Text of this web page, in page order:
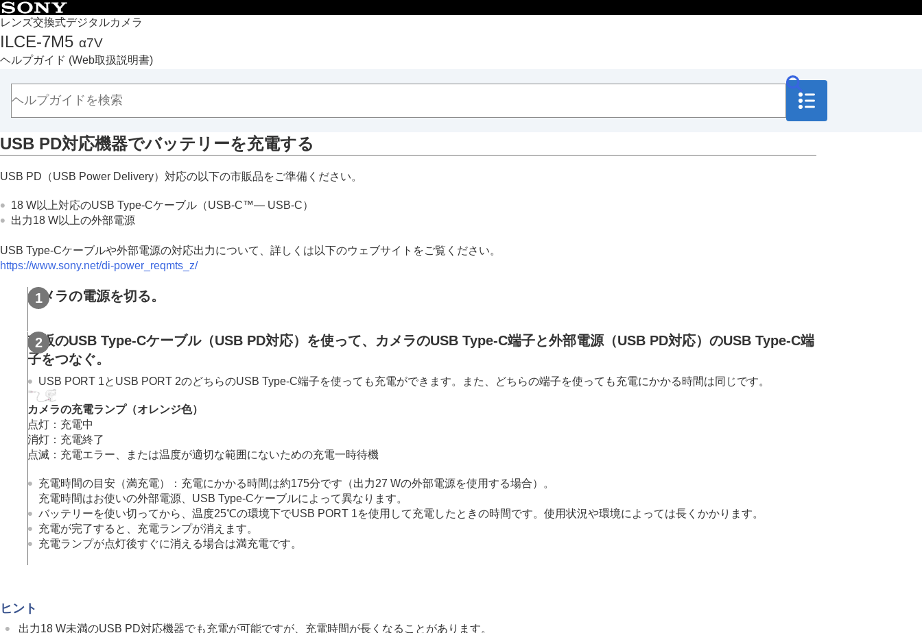
レンズ交換式デジタルカメラ
ILCE-7M5 α7V
ヘルプガイド (Web取扱説明書)
トップページ
ヘルプガイドの使いかた
必ずお読みください
本体と付属品を確認する
本機の基本操作
充電する
バッテリーをカメラに入れる/取り出す
USB PD対応機器でバッテリーを充電する
USB給電でカメラを使う
使用できるメモリーカード
メモリーカードをカメラに入れる/取り出す
カメラの初期設定を行う
基本的な撮影
撮影機能を活用する
カメラをカスタマイズする
再生する
カメラの設定を変更する
スマートフォンでできること
パソコンでできること
クラウドサービスを利用する
故障かな？と思ったら
USB PD対応機器でバッテリーを充電する
USB PD（USB Power Delivery）対応の以下の市販品をご準備ください。
18 W以上対応のUSB Type-Cケーブル（USB-C™― USB-C）
出力18 W以上の外部電源
USB Type-Cケーブルや外部電源の対応出力について、詳しくは以下のウェブサイトをご覧ください。
https://www.sony.net/di-power_reqmts_z/
カメラの電源を切る。
市販のUSB Type-Cケーブル（USB PD対応）を使って、カメラのUSB Type-C端子と外部電源（USB PD対応）のUSB Type-C端
子をつなぐ。
USB PORT 1とUSB PORT 2のどちらのUSB Type-C端子を使っても充電ができます。また、どちらの端子を使っても充電にかかる時間は同じです。
カメラの充電ランプ（オレンジ色）
点灯：充電中
消灯：充電終了
点滅：充電エラー、または温度が適切な範囲にないための充電一時待機
充電時間の目安（満充電）：充電にかかる時間は約175分です（出力27 Wの外部電源を使用する場合）。
充電時間はお使いの外部電源、USB Type-Cケーブルによって異なります。
バッテリーを使い切ってから、温度25℃の環境下でUSB PORT 1を使用して充電したときの時間です。使用状況や環境によっては長くかかります。
充電が完了すると、充電ランプが消えます。
充電ランプが点灯後すぐに消える場合は満充電です。
ヒント
出力18 W未満のUSB PD対応機器でも充電が可能ですが、充電時間が長くなることがあります。